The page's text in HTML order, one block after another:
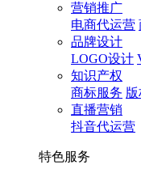
营销推广
电商代运营
品牌设计
LOGO设计
知识产权
商标服务
直播营销
抖音代运营
特色服务